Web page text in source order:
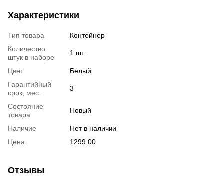
Характеристики
Тип товара
Контейнер
Количество
штук в наборе
1 шт
Цвет
Белый
Гарантийный
срок, мес.
3
Состояние
товара
Новый
Наличие
Нет в наличии
Цена
1299.00
Отзывы